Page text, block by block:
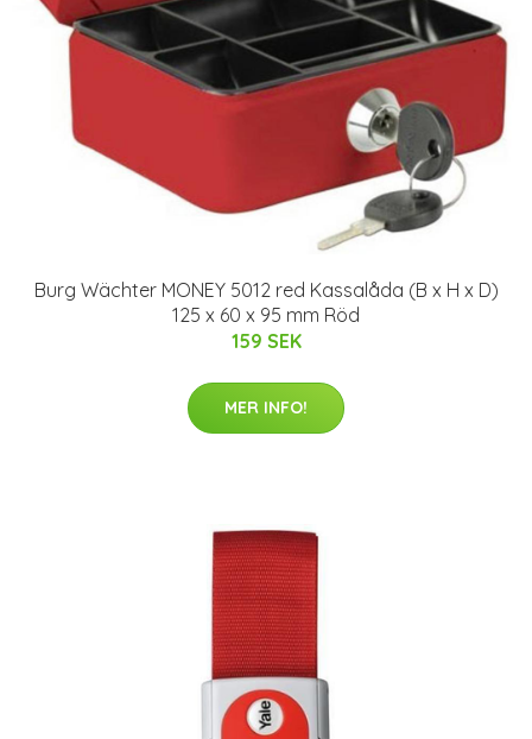
Burg Wächter MONEY 5012 red Kassalåda (B x H x D)
125 x 60 x 95 mm Röd
159 SEK
MER INFO!